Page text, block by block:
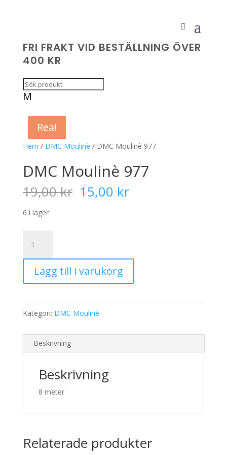
FRI FRAKT VID BESTÄLLNING ÖVER
400 KR
M
Hem / DMC Moulinè / DMC Moulinè 977
Rea!
DMC Moulinè 977
19,00kr Det
ursprungliga
15,00 krDet
6 i lager
Moulinè
977
mängdLägg till i varukorg
Kategori: DMC Moulinè
Beskrivning
Beskrivning
8 meter
Relaterade produkter
Rea!
Rea!
Rea!